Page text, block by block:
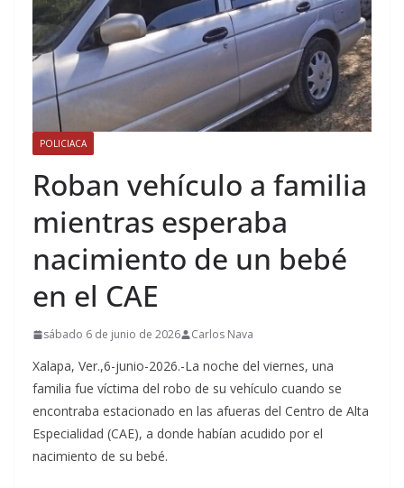
POLICIACA
Roban vehículo a familia
mientras esperaba
nacimiento de un bebé
en el CAE
sábado 6 de junio de 2026 Carlos Nava
Xalapa, Ver.,6-junio-2026.-La noche del viernes, una
familia fue víctima del robo de su vehículo cuando se
encontraba estacionado en las afueras del Centro de Alta
Especialidad (CAE), a donde habían acudido por el
nacimiento de su bebé.